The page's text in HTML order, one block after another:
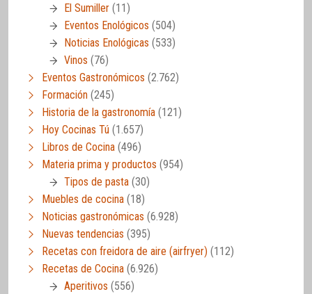
El Sumiller (11)
Eventos Enológicos (504)
Noticias Enológicas (533)
Vinos (76)
Eventos Gastronómicos (2.762)
Formación (245)
Historia de la gastronomía (121)
Hoy Cocinas Tú (1.657)
Libros de Cocina (496)
Materia prima y productos (954)
Tipos de pasta (30)
Muebles de cocina (18)
Noticias gastronómicas (6.928)
Nuevas tendencias (395)
Recetas con freidora de aire (airfryer) (112)
Recetas de Cocina (6.926)
Aperitivos (556)